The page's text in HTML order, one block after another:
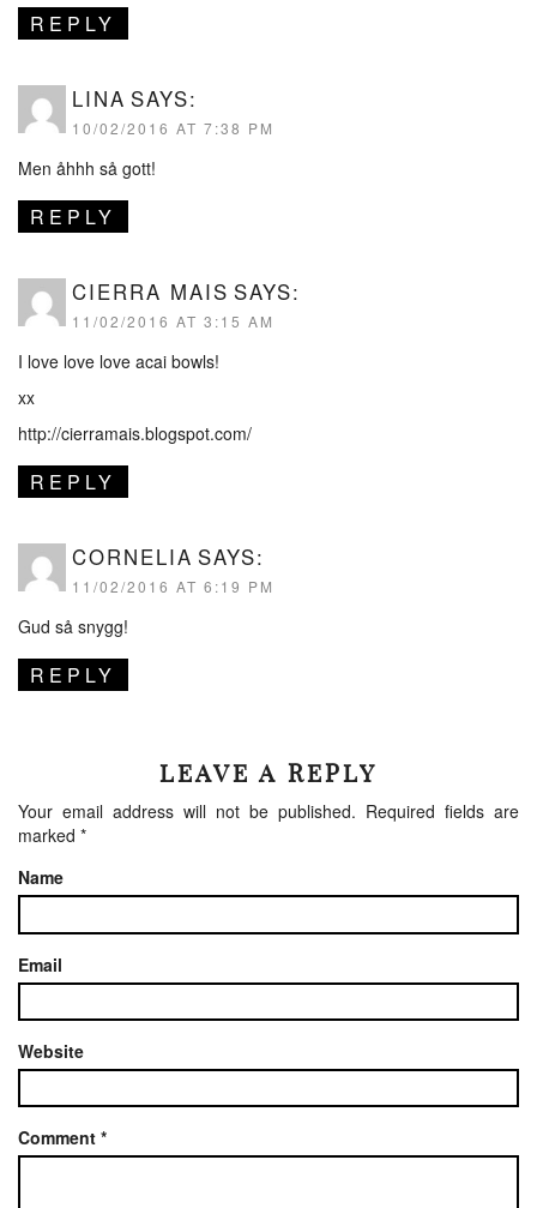
REPLY
LINA SAYS:
10/02/2016 AT 7:38 PM
Men åhhh så gott!
REPLY
CIERRA MAIS SAYS:
11/02/2016 AT 3:15 AM
I love love love acai bowls!
xx
http://cierramais.blogspot.com/
REPLY
CORNELIA SAYS:
11/02/2016 AT 6:19 PM
Gud så snygg!
REPLY
LEAVE A REPLY
Your email address will not be published. Required fields are
marked *
Name
Email
Website
Comment *